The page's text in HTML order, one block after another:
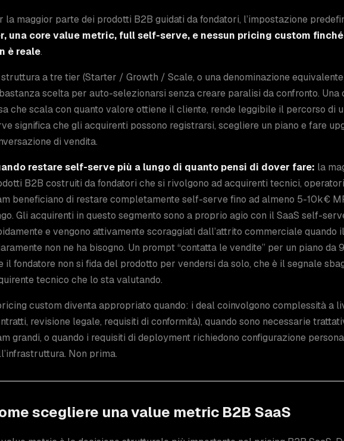
la maggior parte dei prodotti B2B guidati da fondatori, l’impostazione
una core value metric, full self-serve, e nessun pricing custom
è reale.
a tre tier (Starter / Growth / Scale, o una denominazione
scelta per auto-selezionarsi senza creare paralisi da confronto.
che scala con quanto valore ottiene il cliente, rende leggibile il percorso di
significa che gli acquirenti possono registrarsi, scegliere un piano e fare
di vendita.
restare self-serve più a lungo di quanto pensi di dover fare: la
B2B costruiti da fondatori che si rivolgono ad acquirenti tecnici,
beneficiano di restare completamente self-serve fino ad almeno 5-10k€
Gli acquirenti in questo segmento sono a proprio agio con il SaaS self-
e vengono attivamente scoraggiati dall’attrito commerciale quando
non ne ha bisogno. Un prompt “contatta le vendite” per un piano
il fondatore non si fida del prodotto per vendersi da solo, che è il segnale
tecnico che lo sta valutando.
custom diventa appropriato quando: i deal coinvolgono complessità a
revisione legale, requisiti di conformità), quando sono necessarie
grandi, o quando i requisiti di deployment richiedono configurazione
Non prima.
scegliere una value metric B2B SaaS